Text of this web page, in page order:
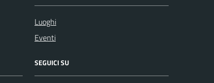
Luoghi
Eventi
SEGUICI SU